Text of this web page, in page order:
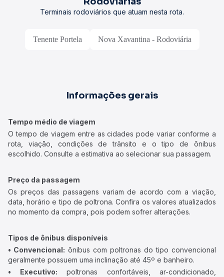
Terminais rodoviários que atuam nesta rota.
Tenente Portela Nova Xavantina - Rodoviária
Informações gerais
Tempo médio de viagem
O tempo de viagem entre as cidades pode variar conforme a
rota, viação, condições de trânsito e o tipo de ônibus
escolhido. Consulte a estimativa ao selecionar sua passagem.
Preço da passagem
Os preços das passagens variam de acordo com a viação,
data, horário e tipo de poltrona. Confira os valores atualizados
no momento da compra, pois podem sofrer alterações.
Tipos de ônibus disponíveis
• Convencional: ônibus com poltronas do tipo convencional
geralmente possuem uma inclinação até 45º e banheiro.
• Executivo: poltronas confortáveis, ar-condicionado,